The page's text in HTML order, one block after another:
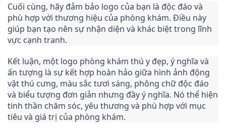
Cuối cùng, hãy đảm bảo logo của bạn là độc đáo và
phù hợp với thương hiệu của phòng khám. Điều này
giúp bạn tạo nên sự nhận diện và khác biệt trong lĩnh
vực cạnh tranh.
Kết luận, một logo phòng khám thú y đẹp, ý nghĩa và
ấn tượng là sự kết hợp hoàn hảo giữa hình ảnh động
vật thú cưng, màu sắc tươi sáng, phông chữ độc đáo
và biểu tượng đơn giản nhưng đầy ý nghĩa. Nó thể hiện
tinh thần chăm sóc, yêu thương và phù hợp với mục
tiêu và giá trị của phòng khám.